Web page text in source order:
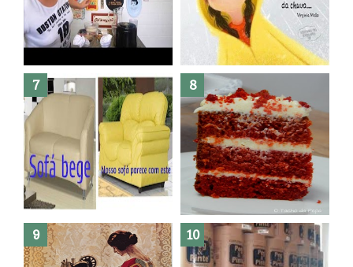
Dez bolos pra fazer antes de
morrer !
Haters, como surgiram?
O medo que habita em nós.